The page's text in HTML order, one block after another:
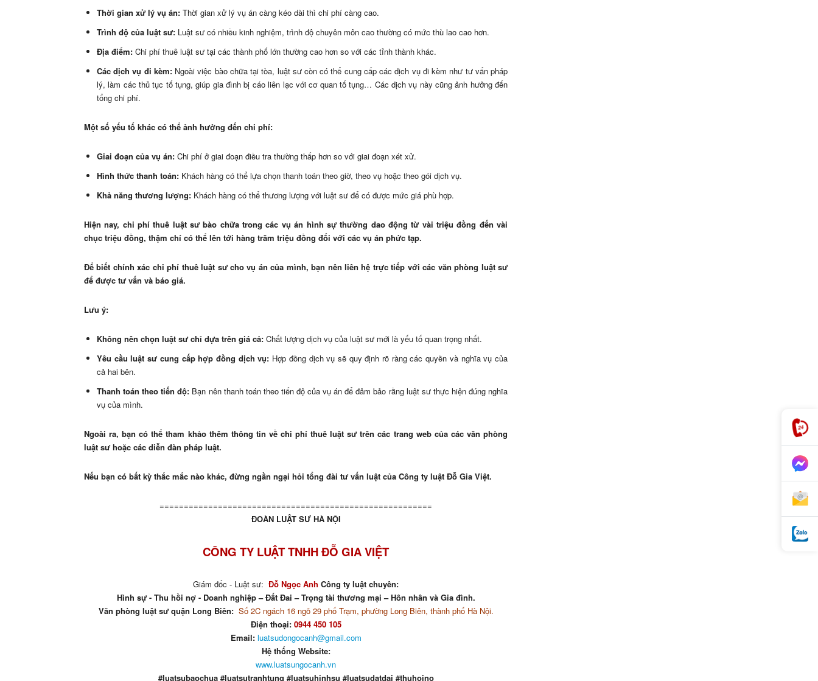
Thời gian xử lý vụ án: Thời gian xử lý vụ án càng kéo dài thì chi phí càng cao.
Trình độ của luật sư: Luật sư có nhiều kinh nghiệm, trình độ chuyên môn cao thường có mức thù lao cao hơn.
Địa điểm: Chi phí thuê luật sư tại các thành phố lớn thường cao hơn so với các tỉnh thành khác.
Các dịch vụ đi kèm:Ngoài việc bào chữa tại tòa, luật sư còn có thể cung cấp các dịch vụ đi kèm như tư vấn pháp
lý, làm các thủ tục tố tụng, giúp gia đình bị cáo liên lạc với cơ quan tố tụng… Các dịch vụ này cũng ảnh hưởng đến
tổng chi phí.
Một số yếu tố khác có thể ảnh hưởng đến chi phí:
Giai đoạn của vụ án: Chi phí ở giai đoạn điều tra thường thấp hơn so với giai đoạn xét xử.
Hình thức thanh toán: Khách hàng có thể lựa chọn thanh toán theo giờ, theo vụ hoặc theo gói dịch vụ.
Khả năng thương lượng: Khách hàng có thể thương lượng với luật sư để có được mức giá phù hợp.
Hiện nay, chi phí thuê luật sư bào chữa trong các vụ án hình sự thường dao động từ vài triệu đồng đến vài
chục triệu đồng, thậm chí có thể lên tới hàng trăm triệu đồng đối với các vụ án phức tạp.
Để biết chính xác chi phí thuê luật sư cho vụ án của mình, bạn nên liên hệ trực tiếp với các văn phòng luật sư
để được tư vấn và báo giá.
Lưu ý:
Không nên chọn luật sư chỉ dựa trên giá cả: Chất lượng dịch vụ của luật sư mới là yếu tố quan trọng nhất.
Yêu cầu luật sư cung cấp hợp đồng dịch vụ: Hợp đồng dịch vụ sẽ quy định rõ ràng các quyền và nghĩa vụ của
cả hai bên.
Thanh toán theo tiến độ: Bạn nên thanh toán theo tiến độ của vụ án để đảm bảo rằng luật sư thực hiện đúng nghĩa
vụ của mình.
Ngoài ra, bạn có thể tham khảo thêm thông tin về chi phí thuê luật sư trên các trang web của các văn phòng
luật sư hoặc các diễn đàn pháp luật.
Nếu bạn có bất kỳ thắc mắc nào khác, đừng ngần ngại hỏi tổng đài tư vấn luật của Công ty luật Đỗ Gia Việt.
========================================================
ĐOÀN LUẬT SƯ HÀ NỘI
CÔNG TY LUẬT TNHH ĐỖ GIA VIỆT
Giám đốc - Luật sư: Đỗ Ngọc Anh Công ty luật chuyên:
Hình sự - Thu hồi nợ - Doanh nghiệp – Đất Đai – Trọng tài thương mại – Hôn nhân và Gia đình.
Văn phòng luật sư quận Long Biên: Số 2C ngách 16 ngõ 29 phố Trạm, phường Long Biên, thành phố Hà Nội.
Điện thoại: 0944 450 105
Email: luatsudongocanh@gmail.com
Hệ thống Website:
www.luatsungocanh.vn
#luatsubaochua #luatsutranhtung #luatsuhinhsu #luatsudatdai #thuhoino